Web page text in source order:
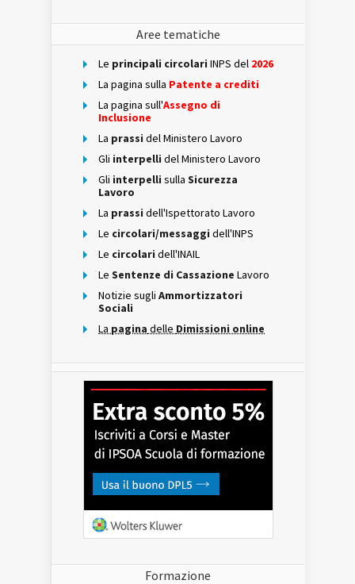
Aree tematiche
Le principali circolari INPS del 2026
La pagina sulla Patente a crediti
La pagina sull'Assegno di
Inclusione
La prassi del Ministero Lavoro
Gli interpelli del Ministero Lavoro
Gli interpelli sulla Sicurezza
Lavoro
La prassi dell'Ispettorato Lavoro
Le circolari/messaggi dell'INPS
Le circolari dell'INAIL
Le Sentenze di Cassazione Lavoro
Notizie sugli Ammortizzatori
Sociali
La pagina delle Dimissioni online
Formazione